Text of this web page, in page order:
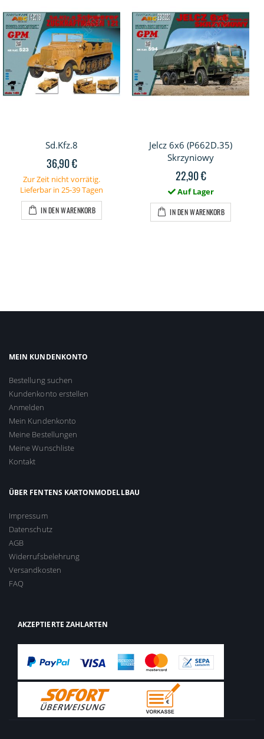
Sd.Kfz.8
36,90 €
Zur Zeit nicht vorrätig.
Lieferbar in 25-39 Tagen
IN DEN WARENKORB
Jelcz 6x6 (P662D.35)
Skrzyniowy
22,90 €
Auf Lager
IN DEN WARENKORB
MEIN KUNDENKONTO
Bestellung suchen
Kundenkonto erstellen
Anmelden
Mein Kundenkonto
Meine Bestellungen
Meine Wunschliste
Kontakt
ÜBER FENTENS KARTONMODELLBAU
Impressum
Datenschutz
AGB
Widerrufsbelehrung
Versandkosten
FAQ
AKZEPTIERTE ZAHLARTEN